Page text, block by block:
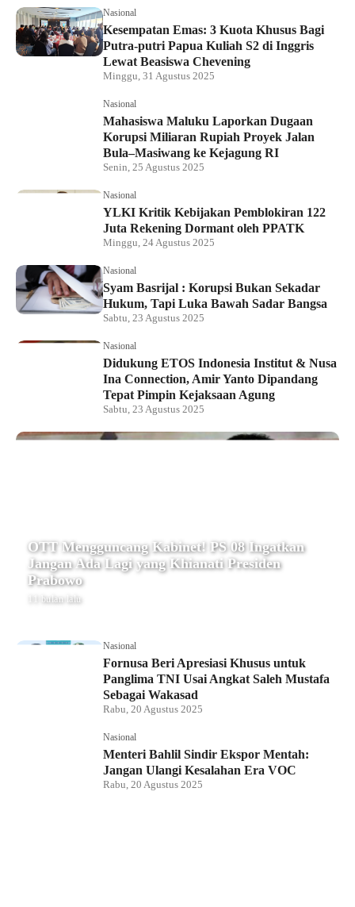
Nasional
Kesempatan Emas: 3 Kuota Khusus Bagi
Putra-putri Papua Kuliah S2 di Inggris
Lewat Beasiswa Chevening
Minggu, 31 Agustus 2025
Nasional
Mahasiswa Maluku Laporkan Dugaan
Korupsi Miliaran Rupiah Proyek Jalan
Bula–Masiwang ke Kejagung RI
Senin, 25 Agustus 2025
Nasional
YLKI Kritik Kebijakan Pemblokiran 122
Juta Rekening Dormant oleh PPATK
Minggu, 24 Agustus 2025
Nasional
Syam Basrijal : Korupsi Bukan Sekadar
Hukum, Tapi Luka Bawah Sadar Bangsa
Sabtu, 23 Agustus 2025
Nasional
Didukung ETOS Indonesia Institut & Nusa
Ina Connection, Amir Yanto Dipandang
Tepat Pimpin Kejaksaan Agung
Sabtu, 23 Agustus 2025
OTT Mengguncang Kabinet! PS 08 Ingatkan
Jangan Ada Lagi yang Khianati Presiden
Prabowo
11 bulan lalu
Nasional
Fornusa Beri Apresiasi Khusus untuk
Panglima TNI Usai Angkat Saleh Mustafa
Sebagai Wakasad
Rabu, 20 Agustus 2025
Nasional
Menteri Bahlil Sindir Ekspor Mentah:
Jangan Ulangi Kesalahan Era VOC
Rabu, 20 Agustus 2025